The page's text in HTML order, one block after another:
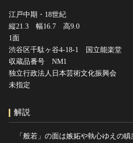
江戸中期・18世紀
縦21.3 幅16.7 高9.0
1面
渋谷区千駄ヶ谷4-18-1 国立能楽堂
収蔵品番号 NM1
独立行政法人日本芸術文化振興会
未指定
解説
「般若」の面は嫉妬や執心ゆえの瞋